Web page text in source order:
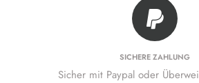
SICHERE ZAHLUNG
Sicher mit Paypal oder